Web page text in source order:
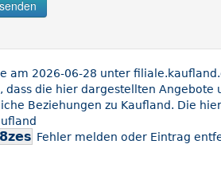
am 2026-06-28 unter
dass die hier dargestellten
Beziehungen zu Kaufland. Die
Fehler melden oder Eintrag